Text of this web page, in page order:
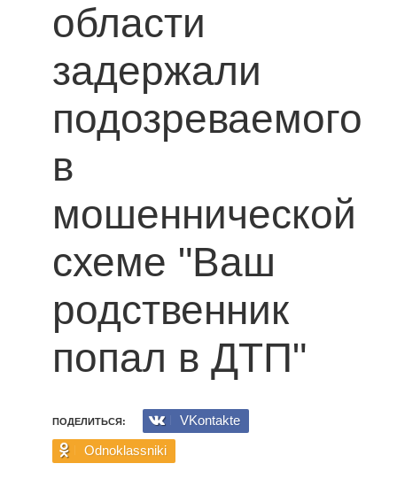
области
задержали
подозреваемого
в
мошеннической
схеме "Ваш
родственник
попал в ДТП"
ПОДЕЛИТЬСЯ:
VKontakte
Odnoklassniki